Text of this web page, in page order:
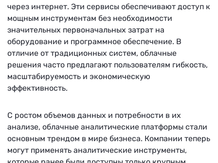
через интернет. Эти сервисы обеспечивают доступ к
мощным инструментам без необходимости
значительных первоначальных затрат на
оборудование и программное обеспечение. В
отличие от традиционных систем, облачные
решения часто предлагают пользователям гибкость,
масштабируемость и экономическую
эффективность.
С ростом объемов данных и потребности в их
анализе, облачные аналитические платформы стали
основным трендом в мире бизнеса. Компании теперь
могут применять аналитические инструменты,